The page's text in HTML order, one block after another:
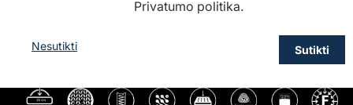
Privatumo politika.
Nesutikti Sutikti